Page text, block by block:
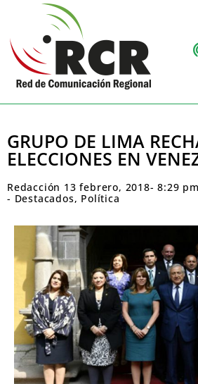
GRUPO DE LIMA
ELECCIONES EN
Redacción 13 febrero, 2018- 8:29 pm
- Destacados, Política